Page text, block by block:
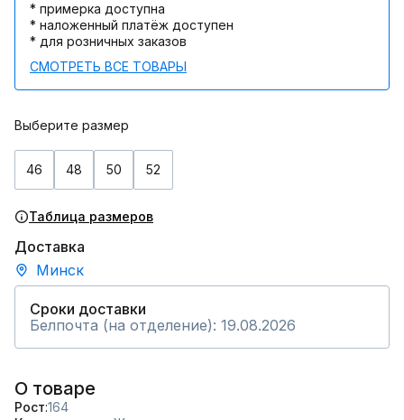
* примерка доступна
* наложенный платёж доступен
* для розничных заказов
СМОТРЕТЬ ВСЕ ТОВАРЫ
Выберите размер
46 48 50 52
Таблица размеров
Доставка
Минск
Сроки доставки
Белпочта (на отделение): 19.08.2026
О товаре
Рост 164